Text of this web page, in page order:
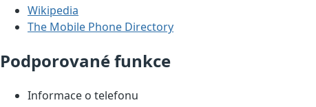
Wikipedia
The Mobile Phone Directory
Podporované funkce
Informace o telefonu